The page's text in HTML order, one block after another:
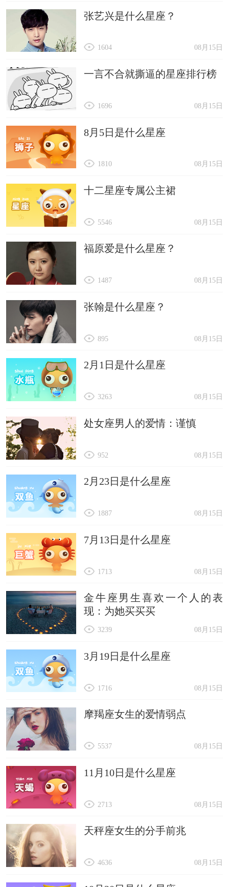
张艺兴是什么星座？
08月15日
1604
一言不合就撕逼的星座排行榜
08月15日
1696
8月5日是什么星座
08月15日
1810
十二星座专属公主裙
08月15日
5546
福原爱是什么星座？
08月15日
1487
张翰是什么星座？
08月15日
895
2月1日是什么星座
08月15日
3263
处女座男人的爱情：谨慎
08月15日
952
2月23日是什么星座
08月15日
1887
7月13日是什么星座
08月15日
1713
金牛座男生喜欢一个人的表
现：为她买买买
08月15日
3239
3月19日是什么星座
08月15日
1716
摩羯座女生的爱情弱点
08月15日
5537
11月10日是什么星座
08月15日
2713
天秤座女生的分手前兆
08月15日
4636